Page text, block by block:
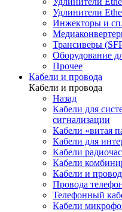
Удлинители
Инжекторы и
Трансиверы
Оборудование
Прочее
Кабели и провода
Кабели и провода
Назад
Кабели для
сигнализации
Кабели «витая
Кабели для
Кабели
Кабели
Кабели и
Провода
Телефонный
Кабели